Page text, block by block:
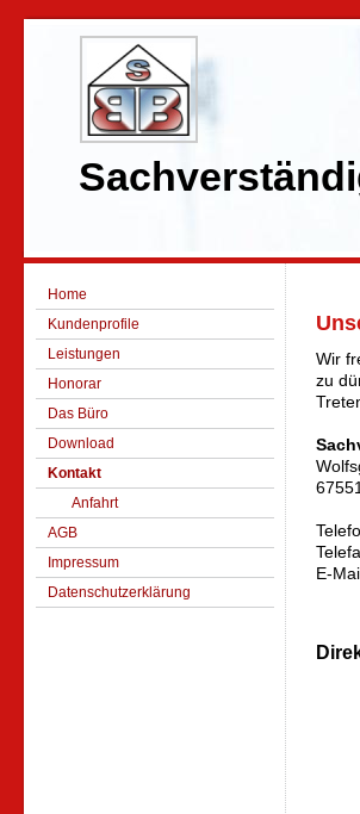
Home
Kundenprofile
Leistungen
Honorar
Das Büro
Download
Kontakt
Anfahrt
AGB
Impressum
Datenschutzerklärung
Wir
zu
E-